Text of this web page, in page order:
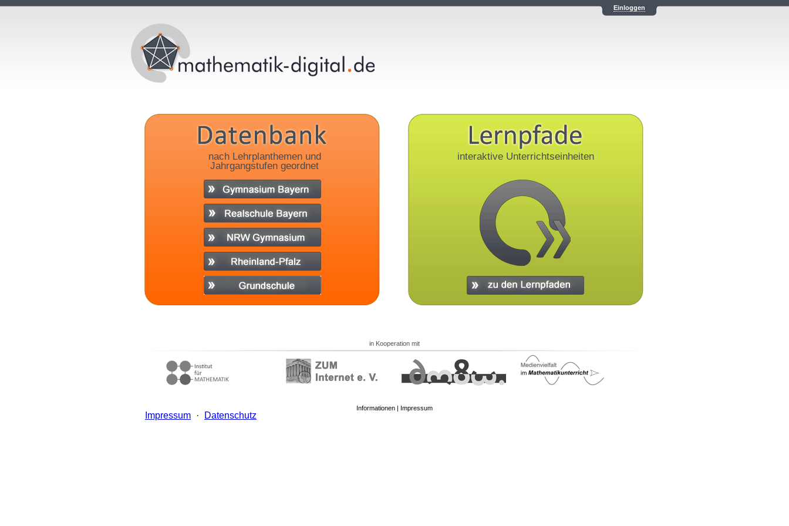
Einloggen
nach Lehrplanthemen und
Jahrgangstufen geordnet
interaktive Unterrichtseinheiten
in Kooperation mit
Informationen | Impressum
Impressum · Datenschutz